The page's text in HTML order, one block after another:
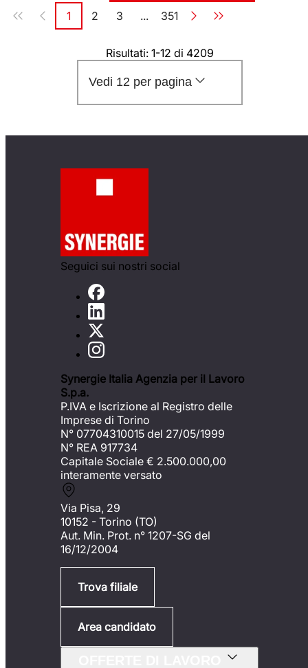
Paginazione
Pagina
1 Pagina
2 Pagina
3 ... Pagina
351
Risultati: 1-12 di 4209
Vedi 12 per pagina
Seguici sui nostri social
Synergie Italia Agenzia per il Lavoro
S.p.a.
P.IVA e Iscrizione al Registro delle
Imprese di Torino
N° 07704310015 del 27/05/1999
N° REA 917734
Capitale Sociale € 2.500.000,00
interamente versato
Via Pisa, 29
10152 - Torino (TO)
Aut. Min. Prot. n° 1207-SG del
16/12/2004
Trova filiale
Area candidato